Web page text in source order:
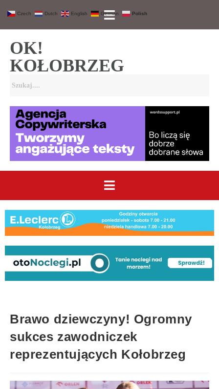
OK!
KOŁOBRZEG
Brawo dziewczyny! Ogromny
sukces zawodniczek
reprezentujących Kołobrzeg
Czech Dutch English German Polish